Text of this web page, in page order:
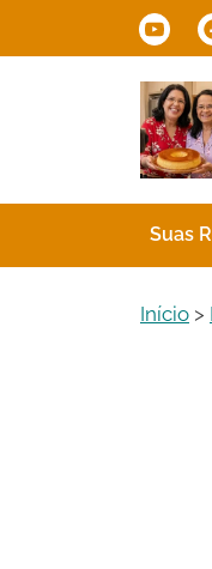
to
Suas
Início >